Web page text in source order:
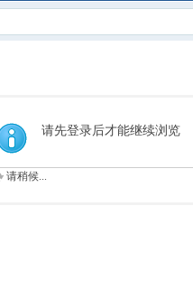
请先登录后才能继续浏览
请稍候...